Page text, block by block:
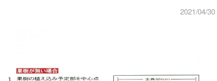
2021/04/30